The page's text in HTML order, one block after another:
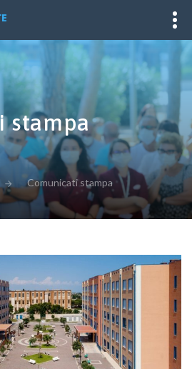
stampa
Comunicati stampa